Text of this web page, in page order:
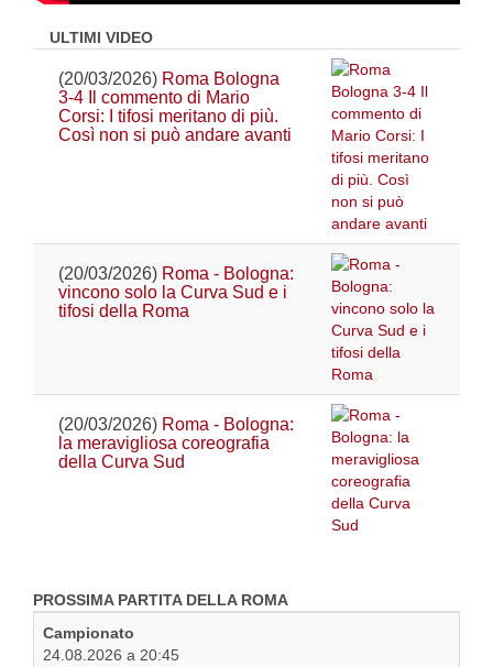
ULTIMI VIDEO
(20/03/2026) Roma Bologna
3-4 Il commento di Mario
Corsi: I tifosi meritano di più.
Così non si può andare avanti
(20/03/2026) Roma - Bologna:
vincono solo la Curva Sud e i
tifosi della Roma
(20/03/2026) Roma - Bologna:
la meravigliosa coreografia
della Curva Sud
PROSSIMA PARTITA DELLA ROMA
Campionato
24.08.2026 a 20:45